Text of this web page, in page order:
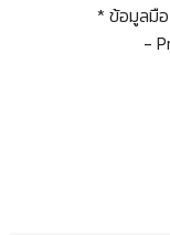
* ข้อมูลมื
-